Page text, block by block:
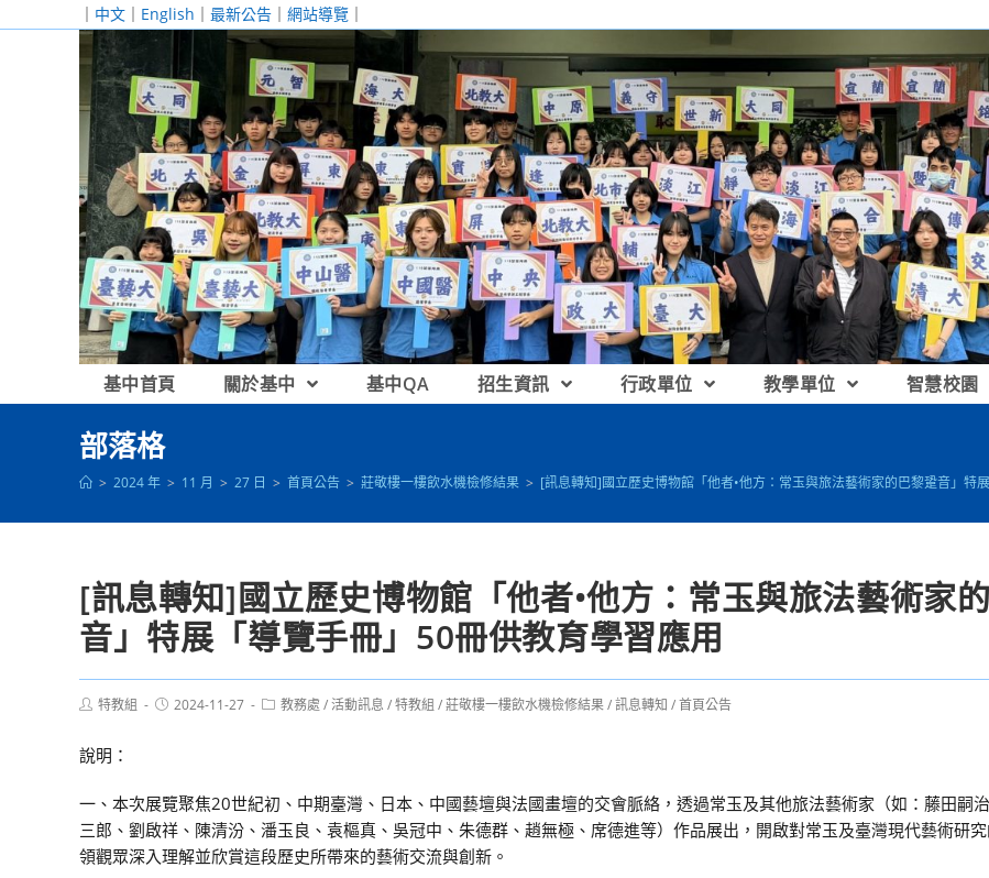
｜ 中文 ｜ English ｜ 最新公告 ｜ 網站導覽 ｜
基中首頁 關於基中 基中QA 招生資訊 行政單位 教學單位 智慧校園
部落格
> 2024 年 > 11 月 > 27 日 > 首頁公告 > 莊敬樓一樓飲水機檢修結果 > [訊息轉知]國立歷史博物館「他者•他方：常玉與旅法藝術家的巴黎跫音」特
[訊息轉知]國立歷史博物館「他者•他方：常玉與旅法藝術家
音」特展「導覽手冊」50冊供教育學習應用
Post特教組
Post2024-11-27
Post教務處 /活動訊息 /特教組 /莊敬樓一樓飲水機檢修結果/訊息轉知 /首頁公告
說明：
一、本次展覽聚焦20世紀初、中期臺灣、日本、中國藝壇與法國畫壇的交會脈絡，透過常玉及其他旅法藝術家（如：藤田嗣
三郎、劉啟祥、陳清汾、潘玉良、袁樞真、吳冠中、朱德群、趙無極、席德進等）作品展出，開啟對常玉及臺灣現代藝術研
領觀眾深入理解並欣賞這段歷史所帶來的藝術交流與創新。